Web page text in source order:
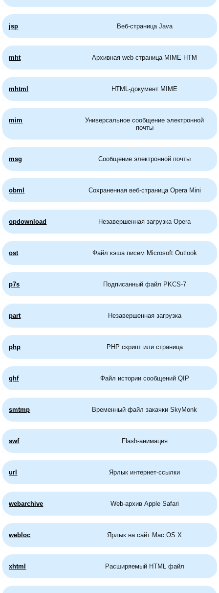
jsp Веб-страница Java
mht Архивная web-страница MIME HTM
mhtml HTML-документ MIME
mim
Универсальное сообщение электронной
почты
msg Сообщение электронной почты
obml Сохраненная веб-страница Opera Mini
opdownload Незавершенная загрузка Opera
ost Файл кэша писем Microsoft Outlook
p7s Подписанный файл PKCS-7
part Незавершенная загрузка
php PHP скрипт или страница
qhf Файл истории сообщений QIP
smtmp Временный файл закачки SkyMonk
swf Flash-анимация
url Ярлык интернет-ссылки
webarchive Web-архив Apple Safari
webloc Ярлык на сайт Mac OS X
xhtml Расширяемый HTML файл